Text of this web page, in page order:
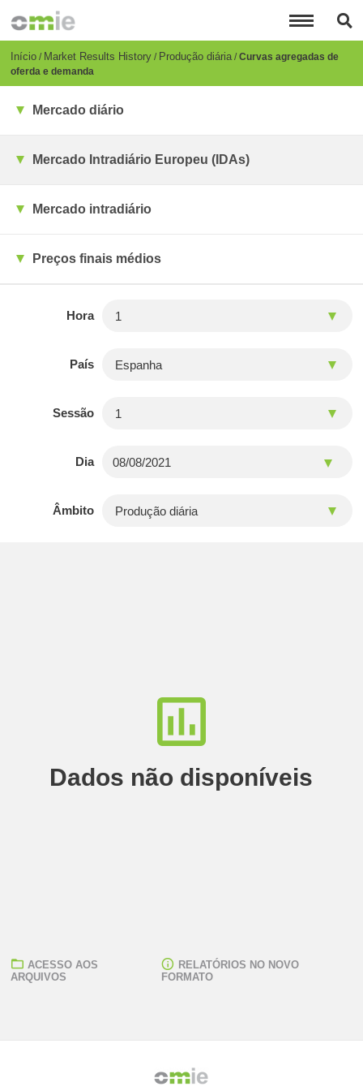
para
conteúdo
principal
Breadcrumb
Início Market Results History Produção diária Curvas agregadas de
oferda e demanda
Mercado diário
Mercado Intradiário Europeu (IDAs)
Mercado intradiário
Preços finais médios
Hora
País
Sessão
Dia
Âmbito
Dados não disponíveis
ACESSO AOS
ARQUIVOS
RELATÓRIOS NO NOVO
FORMATO